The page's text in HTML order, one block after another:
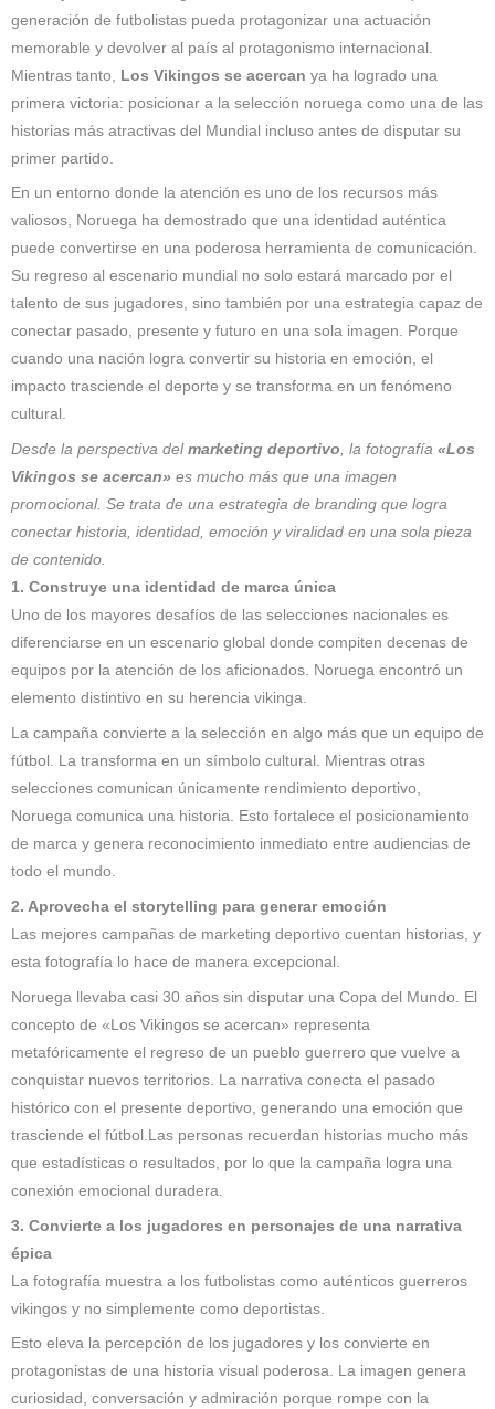
generación de futbolistas pueda protagonizar una actuación
memorable y devolver al país al protagonismo internacional.
Mientras tanto, Los Vikingos se acercan ya ha logrado una
primera victoria: posicionar a la selección noruega como una de las
historias más atractivas del Mundial incluso antes de disputar su
primer partido.
En un entorno donde la atención es uno de los recursos más
valiosos, Noruega ha demostrado que una identidad auténtica
puede convertirse en una poderosa herramienta de comunicación.
Su regreso al escenario mundial no solo estará marcado por el
talento de sus jugadores, sino también por una estrategia capaz de
conectar pasado, presente y futuro en una sola imagen. Porque
cuando una nación logra convertir su historia en emoción, el
impacto trasciende el deporte y se transforma en un fenómeno
cultural.
Desde la perspectiva del marketing deportivo, la fotografía «Los
Vikingos se acercan» es mucho más que una imagen
promocional. Se trata de una estrategia de branding que logra
conectar historia, identidad, emoción y viralidad en una sola pieza
de contenido.
1. Construye una identidad de marca única
Uno de los mayores desafíos de las selecciones nacionales es
diferenciarse en un escenario global donde compiten decenas de
equipos por la atención de los aficionados. Noruega encontró un
elemento distintivo en su herencia vikinga.
La campaña convierte a la selección en algo más que un equipo de
fútbol. La transforma en un símbolo cultural. Mientras otras
selecciones comunican únicamente rendimiento deportivo,
Noruega comunica una historia. Esto fortalece el posicionamiento
de marca y genera reconocimiento inmediato entre audiencias de
todo el mundo.
2. Aprovecha el storytelling para generar emoción
Las mejores campañas de marketing deportivo cuentan historias, y
esta fotografía lo hace de manera excepcional.
Noruega llevaba casi 30 años sin disputar una Copa del Mundo. El
concepto de «Los Vikingos se acercan» representa
metafóricamente el regreso de un pueblo guerrero que vuelve a
conquistar nuevos territorios. La narrativa conecta el pasado
histórico con el presente deportivo, generando una emoción que
trasciende el fútbol.Las personas recuerdan historias mucho más
que estadísticas o resultados, por lo que la campaña logra una
conexión emocional duradera.
3. Convierte a los jugadores en personajes de una narrativa
épica
La fotografía muestra a los futbolistas como auténticos guerreros
vikingos y no simplemente como deportistas.
Esto eleva la percepción de los jugadores y los convierte en
protagonistas de una historia visual poderosa. La imagen genera
curiosidad, conversación y admiración porque rompe con la